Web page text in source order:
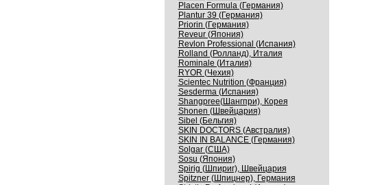
Placen Formula (Германия)
Plantur 39 (Германия)
Priorin (Германия)
Reveur (Япония)
Revlon Professional (Испания)
Rolland (Ролланд), Италия
Rominale (Италия)
RYOR (Чехия)
Scientec Nutrition (Франция)
Sesderma (Испания)
Shangpree(Шангпри), Корея
Shonen (Швейцария)
Sibel (Бельгия)
SKIN DOCTORS (Австралия)
SKIN IN BALANCE (Германия)
Solgar (США)
Sosu (Япония)
Spirig (Шпириг), Швейцария
Spitzner (Шпицнер), Германия